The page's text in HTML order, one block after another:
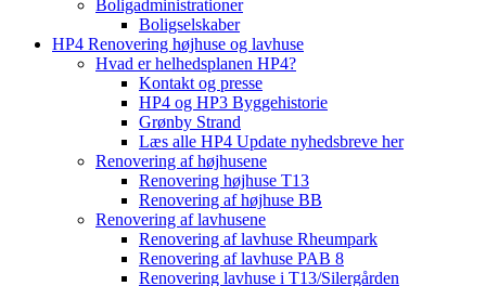
Boligadministrationer
Boligselskaber
HP4 Renovering højhuse og lavhuse
Hvad er helhedsplanen HP4?
Kontakt og presse
HP4 og HP3 Byggehistorie
Grønby Strand
Læs alle HP4 Update nyhedsbreve her
Renovering af højhusene
Renovering højhuse T13
Renovering af højhuse BB
Renovering af lavhusene
Renovering af lavhuse Rheumpark
Renovering af lavhuse PAB 8
Renovering lavhuse i T13/Silergården